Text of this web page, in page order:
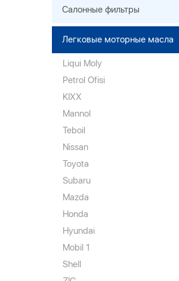
Салонные фильтры
Легковые моторные масла
Liqui Moly
Petrol Ofisi
KIXX
Mannol
Teboil
Nissan
Toyota
Subaru
Mazda
Honda
Hyundai
Mobil 1
Shell